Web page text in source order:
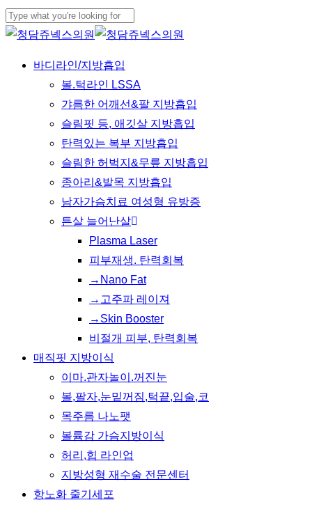
Skip
to
content
Close
Menu
바디라인/지방흡입
볼.턱라인 LSSA
갸름한 어깨선&팔 지방흡입
슬림핏 등, 애깃살 지방흡입
탄력있는 복부 지방흡입
슬림한 허벅지&무릎 지방흡입
종아리&발목 지방흡입
남자가슴치료 여성형 유방증
튼살 늘어난살
Plasma Laser
피부재생. 탄력회복
→Nano Fat
→고주파 레이져
→Skin Booster
비절개 피부, 탄력회복
매직핏 지방이식
이마.관자놀이.꺼진눈
볼,팔자,눈밑꺼짐,턱끝,입술,코
목주름 나노팻
볼륨감 가슴지방이식
허리,힙 라인업
지방성형 재수술 전문센터
항노화 줄기세포